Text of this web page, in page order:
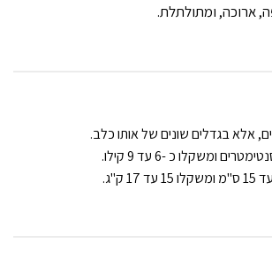
ארוכה, ומתולתלת.
אלא בגדלים שונים של אותו כלב.